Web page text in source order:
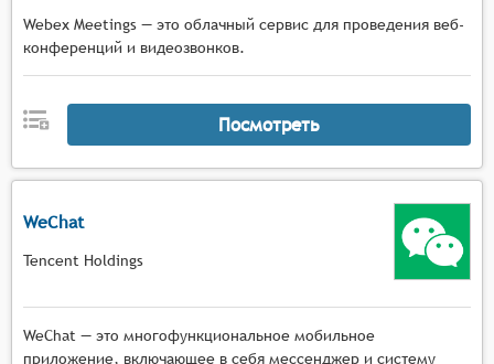
Webex Meetings — это облачный сервис для проведения веб-
конференций и видеозвонков.
Посмотреть
WeChat
Tencent Holdings
WeChat — это многофункциональное мобильное
приложение, включающее в себя мессенджер и систему